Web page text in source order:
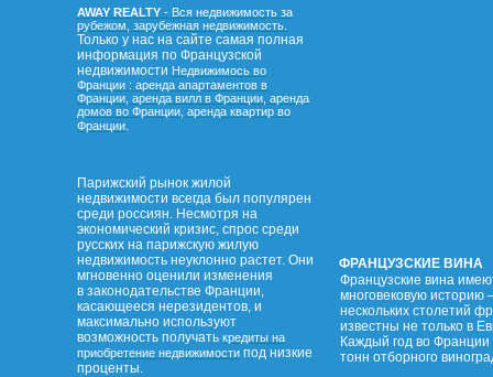
AWAY REALTY - Вся недвижимость за
рубежом, зарубежная недвижимость.
Только у нас на сайте самая полная
информация по Французской
недвижимости Недвижимось во
Франции : аренда апартаментов в
Франции, аренда вилл в Франции, аренда
домов во Франции, аренда квартир во
Франции.
Парижский рынок жилой
недвижимости всегда был популярен
среди россиян. Несмотря на
экономический кризис, спрос среди
русских на парижскую жилую
недвижимость неуклонно растет. Они
мгновенно оценили изменения
в законодательстве Франции,
касающееся нерезидентов, и
максимально используют
возможность получать кредиты на
приобретение недвижимости под низкие
проценты.
ФРАНЦУЗСКИЕ ВИНА
Французские вина
многовековую историю
нескольких столетий
известны не только в
Каждый год во
тонн отборного